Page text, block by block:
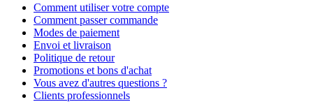
Comment utiliser votre compte
Comment passer commande
Modes de paiement
Envoi et livraison
Politique de retour
Promotions et bons d'achat
Vous avez d'autres questions ?
Clients professionnels